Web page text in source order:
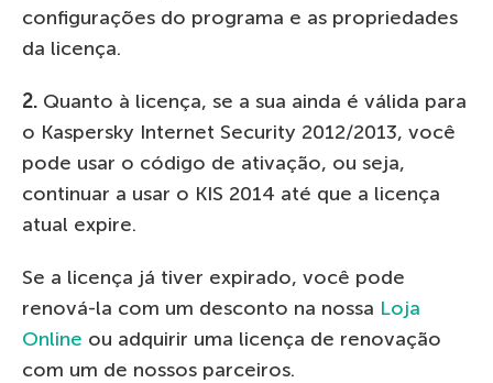
configurações do programa e as propriedades
da licença.
2. Quanto à licença, se a sua ainda é válida para
o Kaspersky Internet Security 2012/2013, você
pode usar o código de ativação, ou seja,
continuar a usar o KIS 2014 até que a licença
atual expire.
Se a licença já tiver expirado, você pode
renová-la com um desconto na nossa Loja
Online ou adquirir uma licença de renovação
com um de nossos parceiros.